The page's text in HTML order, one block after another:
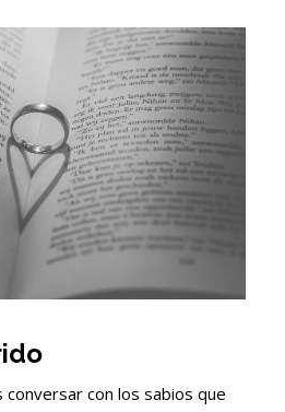
conversar con los sabios que